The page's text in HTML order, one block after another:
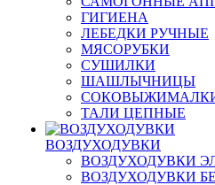
ГИГИЕНА
ЛЕБЕДКИ РУЧНЫЕ
МЯСОРУБКИ
СУШИЛКИ
ШАШЛЫЧНИЦЫ
ТАЛИ ЦЕПНЫЕ
ВОЗДУХОДУВКИ
ВОЗДУХОДУВКИ
ВОЗДУХОДУВКИ